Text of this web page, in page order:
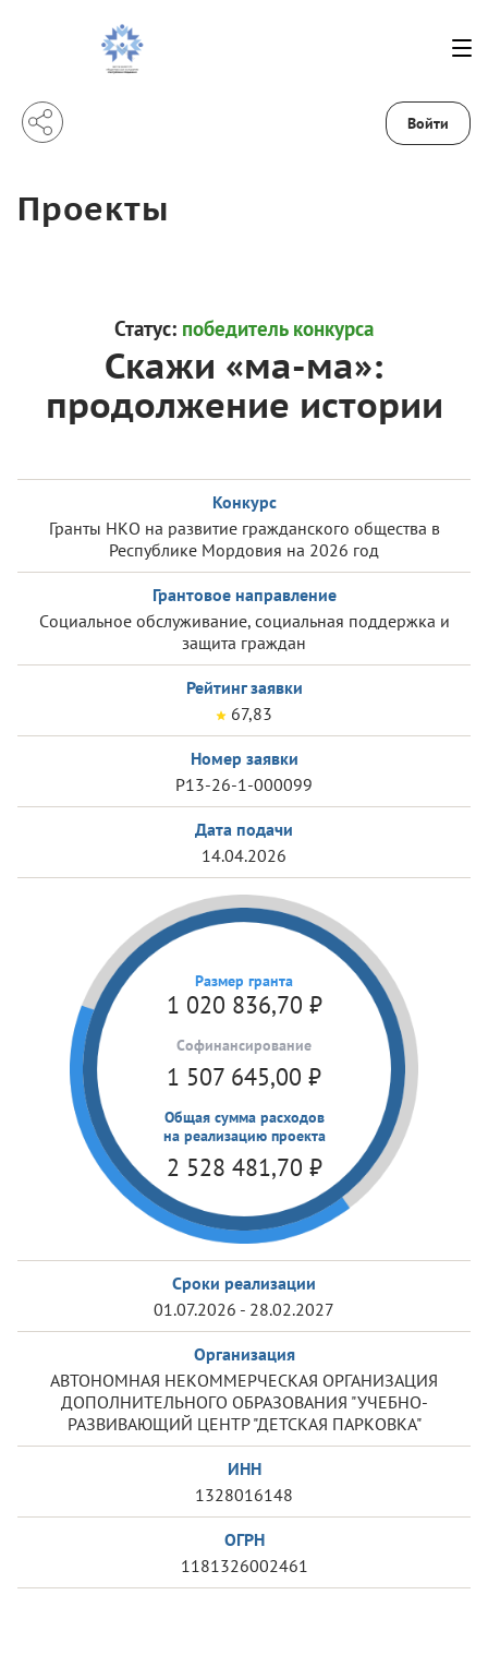
Войти
Проекты
Статус: победитель конкурса
Скажи «ма-ма»:
продолжение истории
Конкурс
Гранты НКО на развитие гражданского общества в
Республике Мордовия на 2026 год
Грантовое направление
Cоциальное обслуживание, социальная поддержка и
защита граждан
Рейтинг заявки
67,83
Номер заявки
Р13-26-1-000099
Дата подачи
14.04.2026
Размер гранта
1 020 836,70 ₽
Cофинансирование
1 507 645,00 ₽
Общая сумма расходов
на реализацию проекта
2 528 481,70 ₽
Сроки реализации
01.07.2026 - 28.02.2027
Организация
АВТОНОМНАЯ НЕКОММЕРЧЕСКАЯ ОРГАНИЗАЦИЯ
ДОПОЛНИТЕЛЬНОГО ОБРАЗОВАНИЯ "УЧЕБНО-
РАЗВИВАЮЩИЙ ЦЕНТР "ДЕТСКАЯ ПАРКОВКА"
ИНН
1328016148
ОГРН
1181326002461